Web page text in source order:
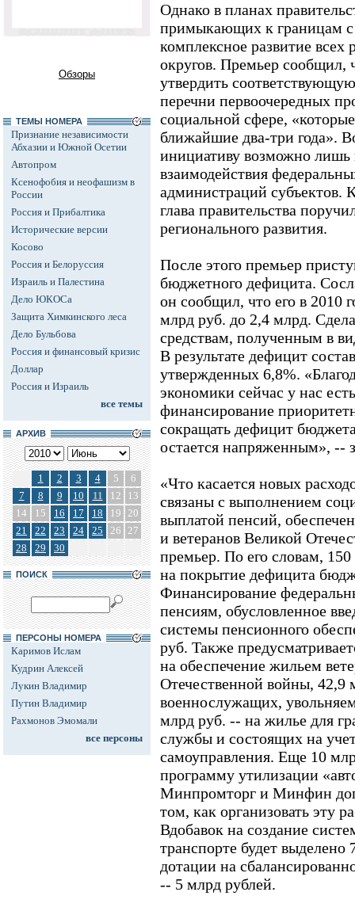
Обзоры
ТЕМЫ НОМЕРА
Признание независимости
Абхазии и Южной Осетии
Автопром
Ксенофобия и неофашизм в
России
Россия и Прибалтика
Исторические версии
Косово
Россия и Белоруссия
Израиль и Палестина
Дело ЮКОСа
Защита Химкинского леса
Дело Бульбова
Россия и финансовый кризис
Доллар
Россия и Израиль
все темы
АРХИВ
1 2 3 4 5
6
7
8 9 10 11 12
13
14
15 16 17 18 19 20
21
22 23 24 25 26 27
28
29 30
ПОИСК
ПЕРСОНЫ НОМЕРА
Каримов Ислам
Кудрин Алексей
Лукин Владимир
Путин Владимир
Рахмонов Эмомали
все персоны
Однако в планах
примыкающих к границам
комплексное развитие
округов. Премьер
утвердить
перечни первоочередных
социальной сфере,
ближайшие два-три года».
инициативу возможно лишь
взаимодействия
администраций субъектов.
глава правительства
регионального развития.
После этого премьер
бюджетного дефицита.
он сообщил, что его в 2010
млрд руб. до 2,4 млрд.
средствам, полученным в
В результате дефицит
утвержденных 6,8%.
экономики сейчас у нас
финансирование
сокращать дефицит
остается напряженным», --
«Что касается новых
связаны с выполнением
выплатой пенсий,
и ветеранов Великой
премьер. По его словам,
на покрытие дефицита
Финансирование
пенсиям, обусловленное
системы пенсионного
руб. Также
на обеспечение жильем
Отечественной войны, 42,9
военнослужащих,
млрд руб. -- на жилье для
службы и состоящих на
самоуправления. Еще 10
программу утилизации
Минпромторг и Минфин
том, как организовать эту
Вдобавок на создание
транспорте будет выделено
дотации на
-- 5 млрд рублей.